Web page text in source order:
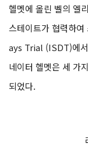
헬멧에 올린 벨의 엘
스테이트가 협력하
ays Trial (ISDT)에서
네이터 헬멧은 세 가
되었다.